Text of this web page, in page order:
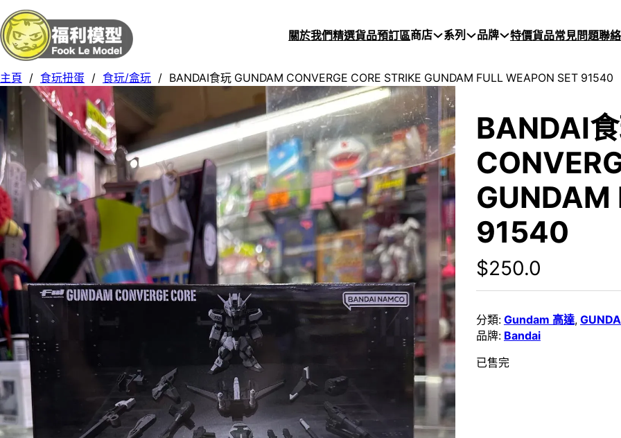
關於我們精選貨品預訂區商店 系列 品牌 特價貨品常見問題聯
主頁 / 食玩扭蛋 / 食玩/盒玩 / BANDAI食玩 GUNDAM CONVERGE CORE STRIKE GUNDAM FULL WEAPON SET 91540
BANDAI
GUNDAM
91540
$250.0
分類: Gundam 高達,
品牌: Bandai
已售完